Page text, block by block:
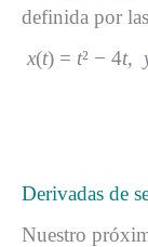
definida por
x(t) = t² − 4t,
Derivadas de
Nuestro